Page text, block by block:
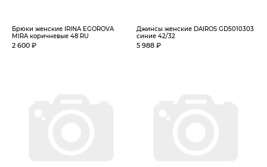
Брюки женские IRINA EGOROVA
MIRA коричневые 48 RU
2 600 ₽
Джинсы женские DAIROS GD5010303
синие 42/32
5 988 ₽